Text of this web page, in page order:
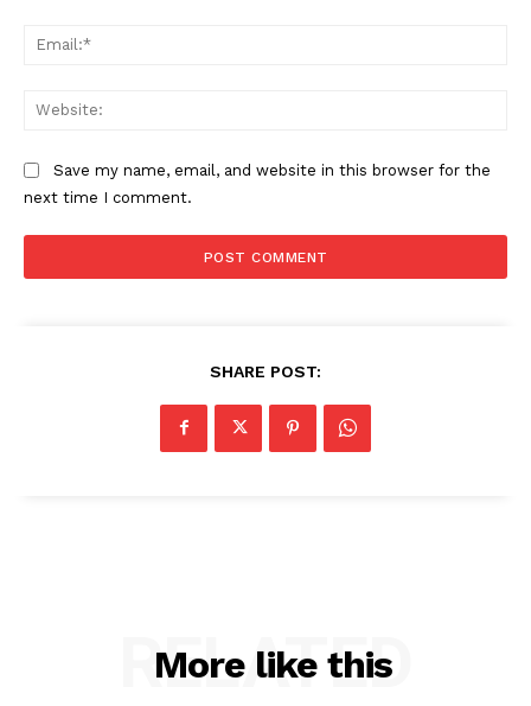
Save my name, email, and website in this browser for the
next time I comment.
SHARE POST:
More like this
RELATED